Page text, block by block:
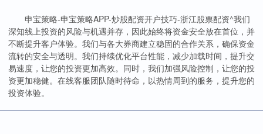
申宝策略-申宝策略APP-炒股配资开户技巧-浙江股票配资^我们
深知线上投资的风险与机遇并存，因此始终将资金安全放在首位，并
不断提升客户体验。我们与各大券商建立稳固的合作关系，确保资金
流转的安全与透明。我们持续优化平台性能，减少加载时间，提升交
易速度，让您的投资更加高效。同时，我们加强风险控制，让您的投
资更加稳健。在线客服团队随时待命，以热情周到的服务，提升您的
投资体验。